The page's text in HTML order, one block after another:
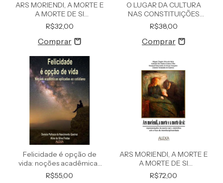
ARS MORIENDI, A MORTE E
A MORTE DE SI
REPRESENTAÇÕES DA
MORTE REAL E SIMBÓLICA
SOB O FOCO DA
R$32,00
O LUGAR DA CULTURA
NAS CONSTITUIÇÕES
BRASILEIRAS AO LONGO
DO SÉCULO XX
R$38,00
Felicidade é opção de
vida: noções acadêmicas
aplicadas ao cotidiano
R$55,00
ARS MORIENDI, A MORTE E
A MORTE DE SI
REPRESENTAÇÕES DA
MORTE REAL E SIMBÓLICA
R$72,00